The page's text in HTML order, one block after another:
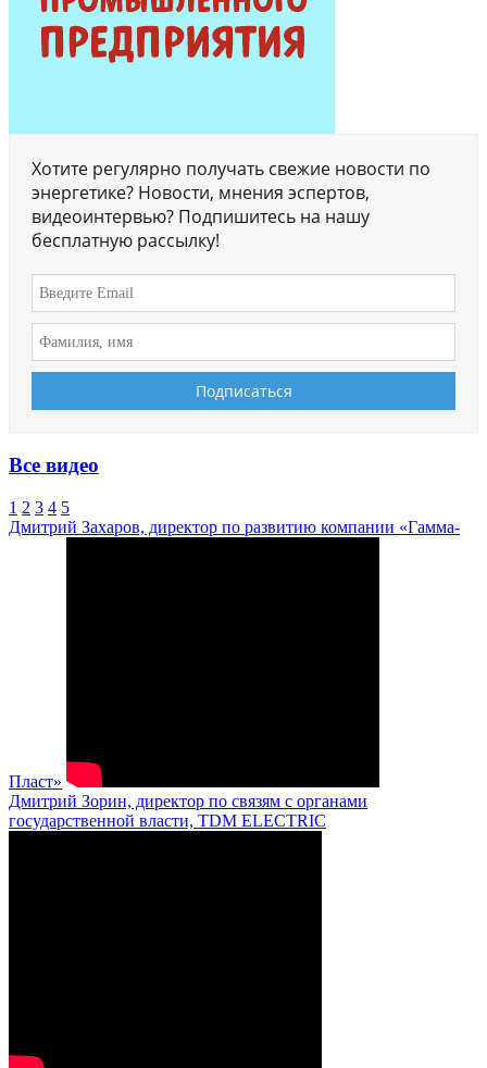
Хотите регулярно получать свежие новости по
энергетике? Новости, мнения эспертов,
видеоинтервью? Подпишитесь на нашу
бесплатную рассылку!
Все видео
1 2 3 4 5
Дмитрий Захаров, директор по развитию компании «Гамма-
Пласт»
Дмитрий Зорин, директор по связям с органами
государственной власти, TDM ELECTRIC